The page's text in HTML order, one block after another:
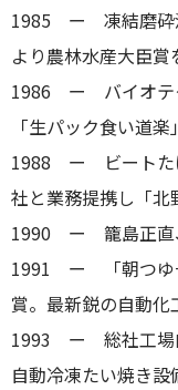
1985 ー 凍結磨砕
より農林水産大臣賞
1986 ー バイオテ
「生パック食い道楽
1988 ー ビートた
社と業務提携し「北
1990 ー 籠島正直
1991 ー 「朝つゆ
賞。最新鋭の自動化
1993 ー 総社工場
自動冷凍たい焼き設